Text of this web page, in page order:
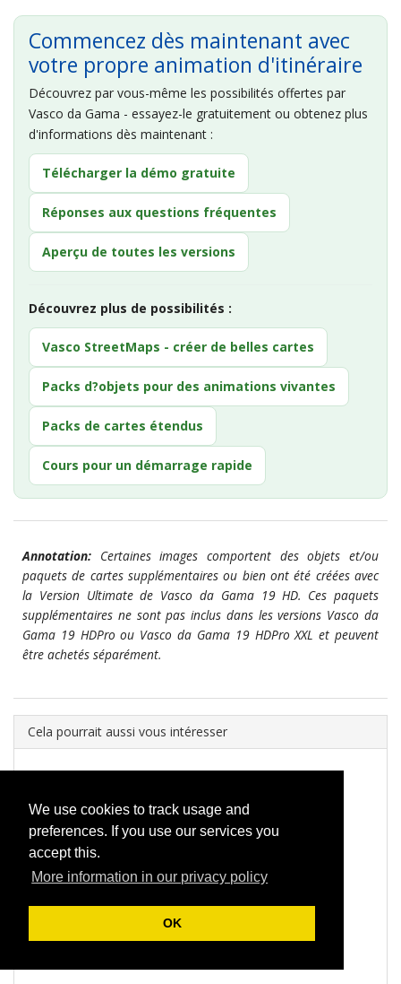
We use cookies to track usage and
preferences. If you use our services you
accept this.
More information in our privacy policy
OK
Commencez dès maintenant avec
votre propre animation d'itinéraire
Découvrez par vous-même les possibilités offertes par
Vasco da Gama - essayez-le gratuitement ou obtenez plus
d'informations dès maintenant :
Télécharger la démo gratuite
Réponses aux questions fréquentes
Aperçu de toutes les versions
Découvrez plus de possibilités :
Vasco StreetMaps - créer de belles cartes
Packs d?objets pour des animations vivantes
Packs de cartes étendus
Cours pour un démarrage rapide
Annotation: Certaines images comportent des objets et/ou
paquets de cartes supplémentaires ou bien ont été créées avec
la Version Ultimate de Vasco da Gama 19 HD. Ces paquets
supplémentaires ne sont pas inclus dans les versions Vasco da
Gama 19 HDPro ou Vasco da Gama 19 HDPro XXL et peuvent
être achetés séparément.
Cela pourrait aussi vous intéresser
Learning course Vasco da Gama 19
39,00 € *
Upgrade Vasco da Gama 19 HDPro XXL